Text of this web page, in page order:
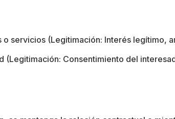
servicios (Legitimación: Interés legítimo,
Consentimiento del